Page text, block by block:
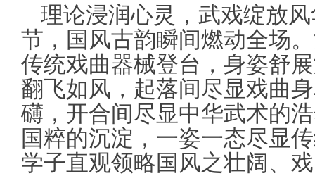
理论浸润心灵，武戏绽放
节，国风古韵瞬间燃动全场
传统戏曲器械登台，身姿舒
翻飞如风，起落间尽显戏曲
礴，开合间尽显中华武术的
国粹的沉淀，一姿一态尽显
学子直观领略国风之壮阔、